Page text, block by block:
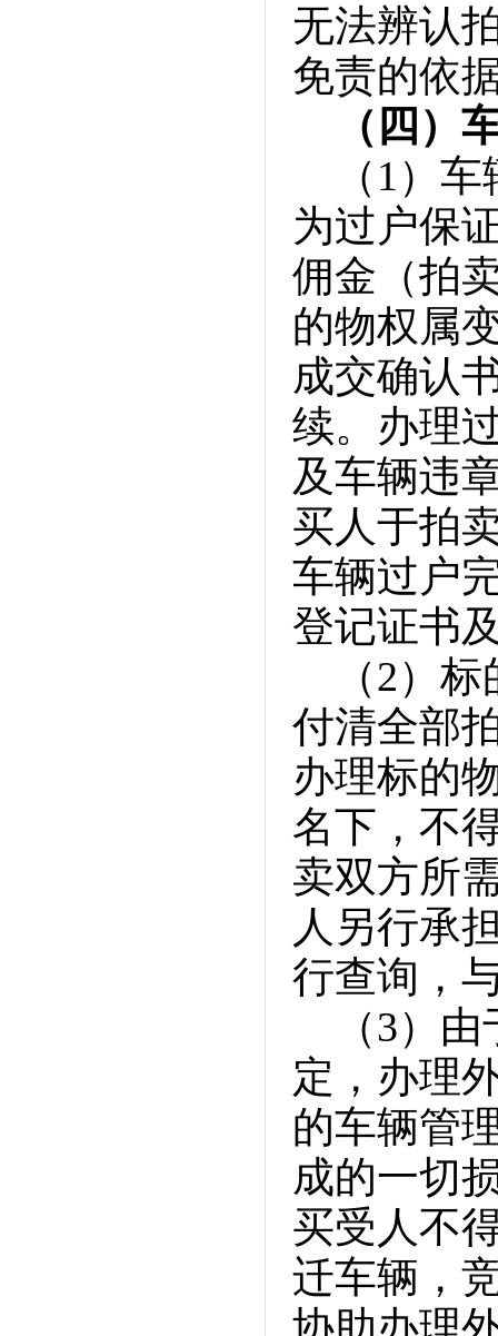
无法辨认
免责的依
（四）
（1）
为过户保
佣金（拍
的物权属
成交确认
续。办理
及车辆违
买人于拍
车辆过户
登记证书
（2）
付清全部
办理标的
名下，不
卖双方所
人另行承
行查询，
（3）
定，办理
的车辆管
成的一切
买受人不
迁车辆，
协助办理